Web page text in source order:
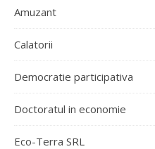
Amuzant
Calatorii
Democratie participativa
Doctoratul in economie
Eco-Terra SRL